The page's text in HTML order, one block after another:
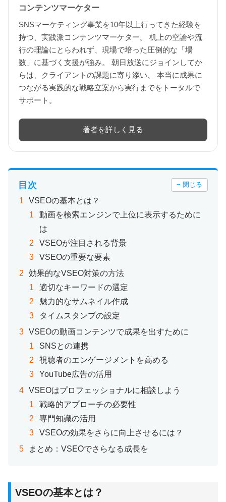
コンテンツマーケター
SNSマーケティング事業を10年以上行ってきた経験を
持つ、実践派コンテンツマーケター。 机上の空論や流
行の理論にとらわれず、現場で培った圧倒的な「場
数」に基づく支援が強み。 朝日放送にジョインしてか
らは、クライアントの課題に寄り添い、 本当に成果に
つながる実践的な戦略立案から実行までをトータルで
サポート。
著者を詳しく見る
目次 − 閉じる
VSEOの基本とは？
動画を検索エンジンで上位に表示するために
は
VSEOが注目される背景
VSEOの重要な要素
効果的なVSEO対策の方法
適切なキーワードの選定
魅力的なサムネイル作成
タイムスタンプの設定
VSEOの動画コンテンツで成果を出すために
SNSとの連携
視聴者のエンゲージメントを高める
YouTube広告の活用
VSEOはプロフェッショナルに相談しよう
戦略的アプローチの必要性
専門知識の活用
VSEOの効果をさらに向上させるには？
まとめ：VSEOでさらなる成長を
VSEOの基本とは？